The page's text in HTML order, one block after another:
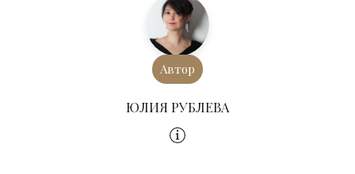
Автор
ЮЛИЯ РУБЛЕВА